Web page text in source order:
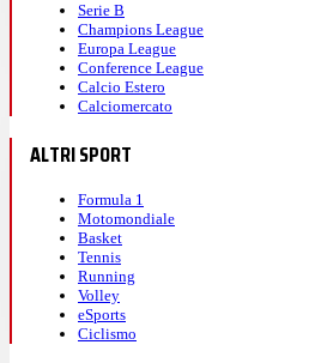
Serie B
Champions League
Europa League
Conference League
Calcio Estero
Calciomercato
ALTRI SPORT
Formula 1
Motomondiale
Basket
Tennis
Running
Volley
eSports
Ciclismo